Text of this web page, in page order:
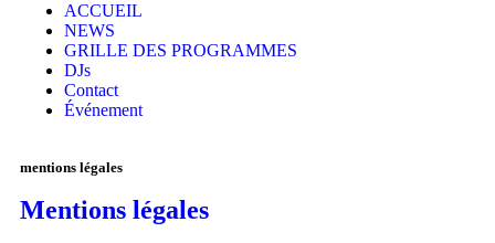
ACCUEIL
NEWS
GRILLE DES PROGRAMMES
DJs
Contact
Événement
mentions légales
Mentions légales